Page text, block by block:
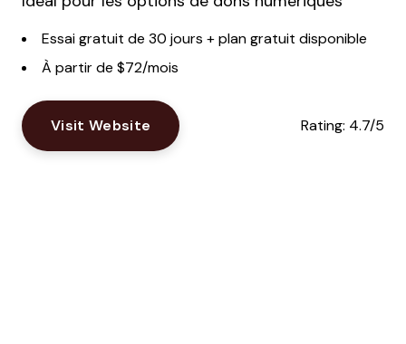
Essai gratuit de 30 jours + plan gratuit disponible
À partir de $72/mois
Visit Website Rating: 4.7/5